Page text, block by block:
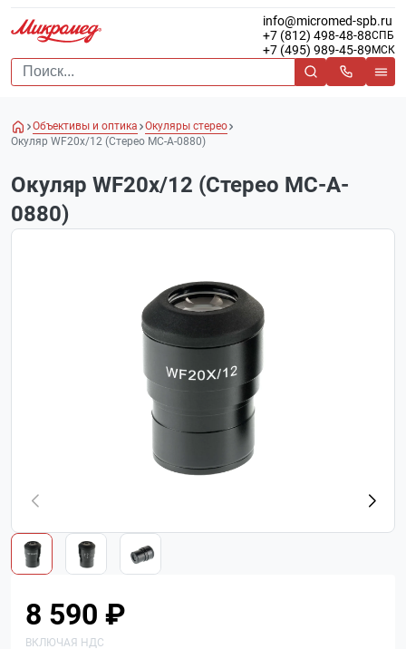
info@micromed-spb.ru
+7 (812) 498-48-88СПБ
+7 (495) 989-45-89 МСК
Объективы и оптика
Окуляры стерео
Окуляр WF20x/12 (Стерео МС-A-0880)
Окуляр WF20x/12 (Стерео МС-A-
0880)
8 590 ₽